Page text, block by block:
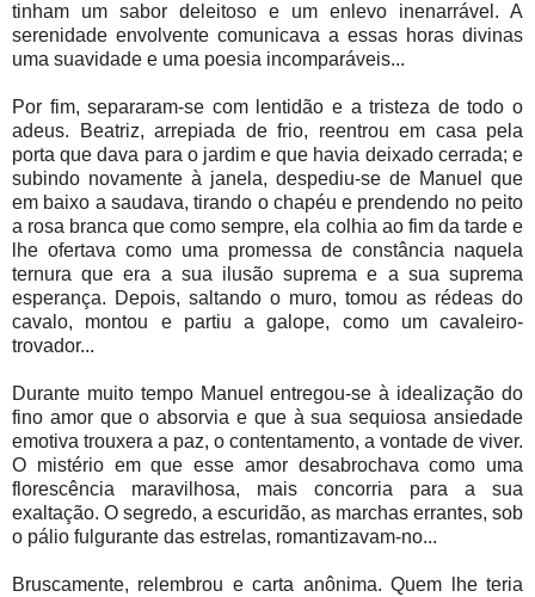
tinham um sabor deleitoso e um enlevo inenarrável. A
serenidade envolvente comunicava a essas horas divinas
uma suavidade e uma poesia incomparáveis...
Por fim, separaram-se com lentidão e a tristeza de todo o
adeus. Beatriz, arrepiada de frio, reentrou em casa pela
porta que dava para o jardim e que havia deixado cerrada; e
subindo novamente à janela, despediu-se de Manuel que
em baixo a saudava, tirando o chapéu e prendendo no peito
a rosa branca que como sempre, ela colhia ao fim da tarde e
lhe ofertava como uma promessa de constância naquela
ternura que era a sua ilusão suprema e a sua suprema
esperança. Depois, saltando o muro, tomou as rédeas do
cavalo, montou e partiu a galope, como um cavaleiro-
trovador...
Durante muito tempo Manuel entregou-se à idealização do
fino amor que o absorvia e que à sua sequiosa ansiedade
emotiva trouxera a paz, o contentamento, a vontade de viver.
O mistério em que esse amor desabrochava como uma
florescência maravilhosa, mais concorria para a sua
exaltação. O segredo, a escuridão, as marchas errantes, sob
o pálio fulgurante das estrelas, romantizavam-no...
Bruscamente, relembrou e carta anônima. Quem lhe teria